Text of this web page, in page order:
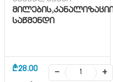
საწმენდი
₾28.00 −
+